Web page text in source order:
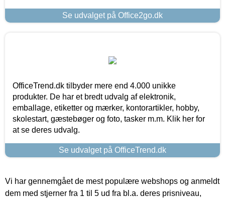
Se udvalget på Office2go.dk
OfficeTrend.dk tilbyder mere end 4.000 unikke
produkter. De har et bredt udvalg af elektronik,
emballage, etiketter og mærker, kontorartikler, hobby,
skolestart, gæstebøger og foto, tasker m.m. Klik her for
at se deres udvalg.
Se udvalget på OfficeTrend.dk
Vi har gennemgået de mest populære webshops og anmeldt
dem med stjerner fra 1 til 5 ud fra bl.a. deres prisniveau,